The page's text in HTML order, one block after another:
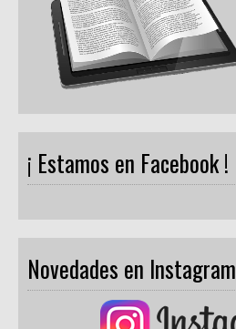
¡ Estamos en Facebook !
Novedades en Instagram